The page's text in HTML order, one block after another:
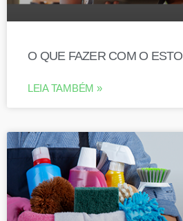
O QUE FAZER COM O
LEIA TAMBÉM »